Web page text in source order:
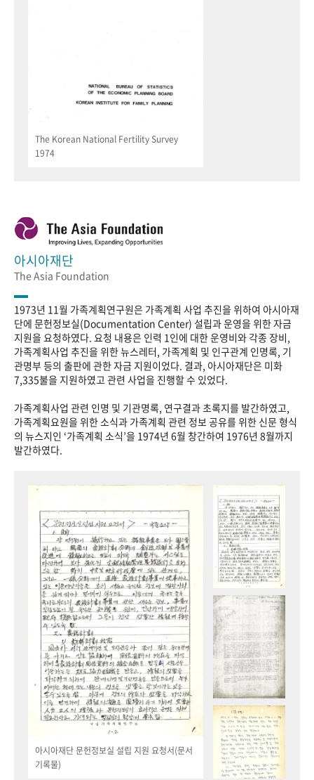
The Korean National Fertility Survey
1974
아시아재단
The Asia Foundation
1973년 11월 가족계획연구원은 가족계획 사업 추진을 위하여 아시아재
단에 문헌정보실(Documentation Center) 설립과 운영을 위한 자금
지원을 요청하였다. 요청 내용은 인력 1인에 대한 운영비와 각종 장비,
가족계획사업 추진을 위한 뉴스레터, 가족계획 및 인구관계 인명록, 기
관명부 등의 출판에 관한 자금 지원이었다. 결과, 아시아재단은 미화
7,335불을 지원하였고 관련 사업을 진행할 수 있었다.
가족계획사업 관련 인명 및 기관명록, 연구결과 초록지를 발간하였고,
가족계획요원을 위한 소식과 가족계획 관련 정보 공유를 위한 신문 형식
의 뉴스지인 ‘가족계획 소식’을 1974년 6월 창간하여 1976년 8월까지
발간하였다.
아시아재단 문헌정보실 설립 지원 요청서(문서
기록물)